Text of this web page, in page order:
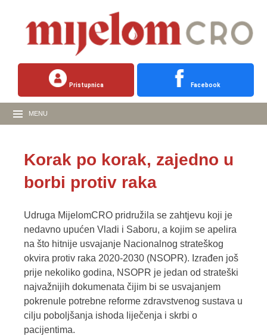
Pristupnica Facebook
MENU
Korak po korak, zajedno u
borbi protiv raka
Udruga MijelomCRO pridružila se zahtjevu koji je
nedavno upućen Vladi i Saboru, a kojim se apelira
na što hitnije usvajanje Nacionalnog strateškog
okvira protiv raka 2020-2030 (NSOPR). Izrađen još
prije nekoliko godina, NSOPR je jedan od strateški
najvažnijih dokumenata čijim bi se usvajanjem
pokrenule potrebne reforme zdravstvenog sustava u
cilju poboljšanja ishoda liječenja i skrbi o
pacijentima.